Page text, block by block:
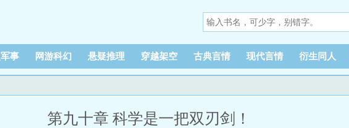
事 网游科幻 悬疑推理 穿越架空 古典言情 现代言情 衍生同人
第九十章 科学是一把双刃剑！